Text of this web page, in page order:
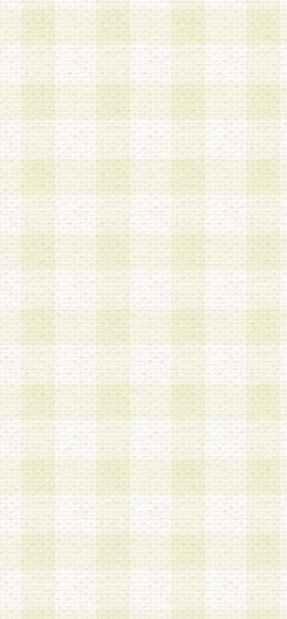
を行うものとします。当
会員として本サービスを
を付与します。
3.会員は、会員登録の際
いかなる虚偽の申告をも
4.会員は、複数のログイ
いものとします。
第4条 ログインIDおよび
1.会員は、会員登録後、
加する際には、前条に基
スワードを使用するもの
2.登録の際に当社が付与
の使用に関しては、全て
3.会員は、当社から付与
貸与、名義変更、売買そ
ならないものとします。
4.当社は、会員によるロ
盗用など第三者の利用に